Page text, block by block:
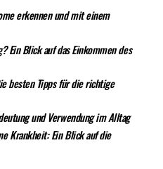
erkennen und mit einem
Ein Blick auf das Einkommen des
besten Tipps für die richtige
und Verwendung im Alltag
Krankheit: Ein Blick auf die